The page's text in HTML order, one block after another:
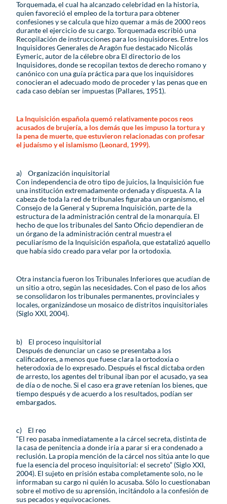
Torquemada, el cual ha alcanzado celebridad en la historia,
quien favoreció el empleo de la tortura para obtener
confesiones y se calcula que hizo quemar a más de 2000 reos
durante el ejercicio de su cargo. Torquemada escribió una
Recopilación de instrucciones para los inquisidores. Entre los
Inquisidores Generales de Aragón fue destacado Nicolás
Eymeric, autor de la célebre obra El directorio de los
Inquisidores, donde se recopilan textos de derecho romano y
canónico con una guía práctica para que los inquisidores
conocieran el adecuado modo de proceder y las penas que en
cada caso debían ser impuestas (Pallares, 1951).
La Inquisición española quemó relativamente pocos reos
acusados de brujería, a los demás que les impuso la tortura y
la pena de muerte, que estuvieron relacionadas con profesar
el judaísmo y el islamismo (Leonard, 1999).
a) Organización inquisitorial
Con independencia de otro tipo de juicios, la Inquisición fue
una institución extremadamente ordenada y dispuesta. A la
cabeza de toda la red de tribunales figuraba un organismo, el
Consejo de la General y Suprema Inquisición, parte de la
estructura de la administración central de la monarquía. El
hecho de que los tribunales del Santo Oficio dependieran de
un órgano de la administración central muestra el
peculiarísmo de la Inquisición española, que estatalizó aquello
que había sido creado para velar por la ortodoxia.
Otra instancia fueron los Tribunales Inferiores que acudían de
un sitio a otro, según las necesidades. Con el paso de los años
se consolidaron los tribunales permanentes, provinciales y
locales, organizándose un mosaico de distritos inquisitoriales
(Siglo XXI, 2004).
b) El proceso inquisitorial
Después de denunciar un caso se presentaba a los
calificadores, a menos que fuese clara la ortodoxia o
heterodoxia de lo expresado. Después el fiscal dictaba orden
de arresto, los agentes del tribunal iban por el acusado, ya sea
de día o de noche. Si el caso era grave retenían los bienes, que
tiempo después y de acuerdo a los resultados, podían ser
embargados.
c) El reo
“El reo pasaba inmediatamente a la cárcel secreta, distinta de
la casa de penitencia a donde iría a parar si era condenado a
reclusión. La propia mención de la cárcel nos sitúa ante lo que
fue la esencia del proceso inquisitorial: el secreto” (Siglo XXI,
2004). El sujeto en prisión estaba completamente solo, no le
informaban su cargo ni quién lo acusaba. Sólo lo cuestionaban
sobre el motivo de su aprensión, incitándolo a la confesión de
sus pecados y equivocaciones.